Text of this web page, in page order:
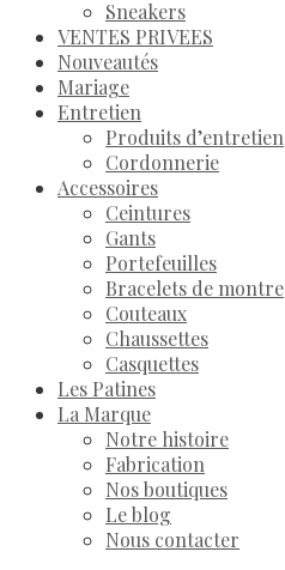
Sneakers
VENTES PRIVEES
Nouveautés
Mariage
Entretien
Produits d’entretien
Cordonnerie
Accessoires
Ceintures
Gants
Portefeuilles
Bracelets de montre
Couteaux
Chaussettes
Casquettes
Les Patines
La Marque
Notre histoire
Fabrication
Nos boutiques
Le blog
Nous contacter